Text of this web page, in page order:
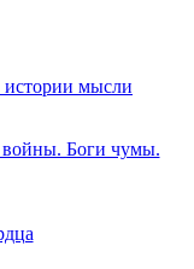
мысли
войны. Боги чумы.